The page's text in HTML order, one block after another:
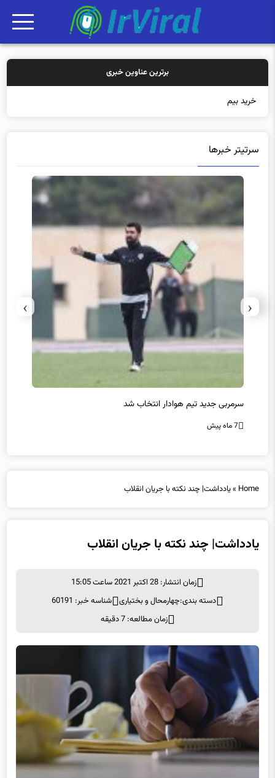
برترین عناوین خبری
خرید بیمه: سنتی یا آ
سرتیتر خبرها
سرمربی جدید تیم هوادار انتخاب شد
7 ماه پیش
‹
›
Home
»یادداشت| چند نکته با جریان انقلاب
یادداشت| چند نکته با جریان انقلاب
زمان انتشار: 28 اکتبر 2021 ساعت 15:05
دسته بندی:چهارمحال و بختیاری شناسه خبر: 60191
زمان مطالعه: 7 دقیقه